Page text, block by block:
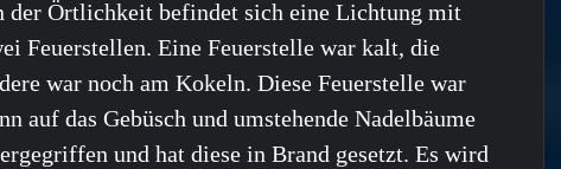
der Örtlichkeit befindet sich eine Lichtung mit
Feuerstellen. Eine Feuerstelle war kalt, die
war noch am Kokeln. Diese Feuerstelle war
auf das Gebüsch und umstehende Nadelbäume
und hat diese in Brand gesetzt. Es wird